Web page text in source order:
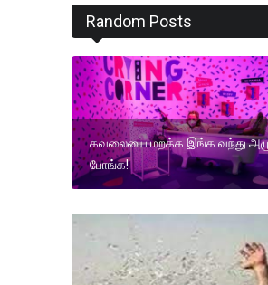
Random Posts
கவலையை மறக்க இங்க வந்து
போங்க!